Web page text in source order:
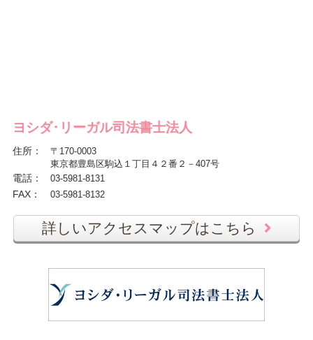
ヨシダ･リーガル司法書士法人
住所：
〒170-0003
東京都豊島区駒込１丁目４２番２－407号
電話： 03-5981-8131
FAX： 03-5981-8132
詳しいアクセスマップはこちら